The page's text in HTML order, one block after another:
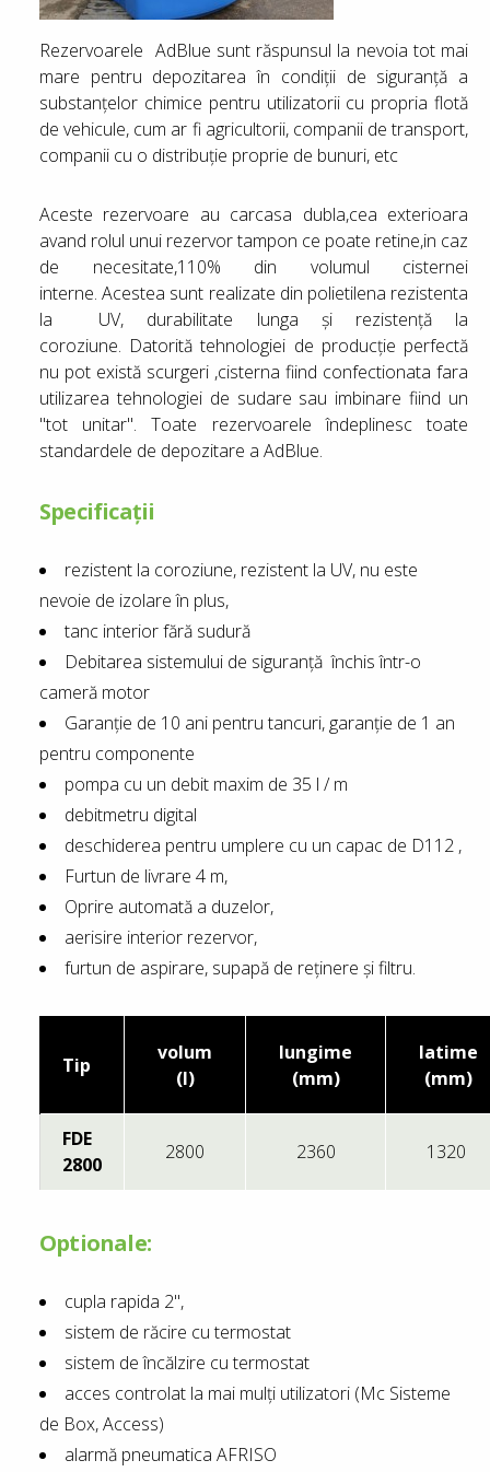
Rezervoarele AdBlue sunt răspunsul la nevoia tot mai
mare pentru depozitarea în condiţii de siguranţă a
substanţelor chimice pentru utilizatorii cu propria flotă
de vehicule, cum ar fi agricultorii, companii de transport,
companii cu o distribuţie proprie de bunuri, etc
Aceste rezervoare au carcasa dubla,cea exterioara
avand rolul unui rezervor tampon ce poate retine,in caz
de necesitate,110% din volumul cisternei
interne. Acestea sunt realizate din polietilena rezistenta
la UV, durabilitate lunga şi rezistenţă la
coroziune. Datorită tehnologiei de producţie perfectă
nu pot există scurgeri ,cisterna fiind confectionata fara
utilizarea tehnologiei de sudare sau imbinare fiind un
"tot unitar". Toate rezervoarele îndeplinesc toate
standardele de depozitare a AdBlue.
Specificații
rezistent la coroziune, rezistent la UV, nu este
nevoie de izolare în plus,
tanc interior fără sudură
Debitarea sistemului de siguranță închis într-o
cameră motor
Garanție de 10 ani pentru tancuri, garanție de 1 an
pentru componente
pompa cu un debit maxim de 35 l / m
debitmetru digital
deschiderea pentru umplere cu un capac de D112 ,
Furtun de livrare 4 m,
Oprire automată a duzelor,
aerisire interior rezervor,
furtun de aspirare, supapă de reținere și filtru.
Tip
volum
(l)
lungime
(mm)
latime
(mm)
FDE
2800
2800 2360 1320
Optionale:
cupla rapida 2'',
sistem de răcire cu termostat
sistem de încălzire cu termostat
acces controlat la mai mulţi utilizatori (Mc Sisteme
de Box, Access)
alarmă pneumatica AFRISO